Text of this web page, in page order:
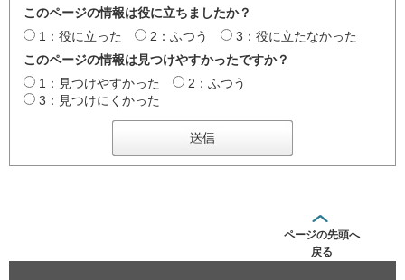
このページの情報は役に立ちましたか？
1：役に立った
2：ふつう
3：役に立たなかった
このページの情報は見つけやすかったですか？
1：見つけやすかった
2：ふつう
3：見つけにくかった
ページの先頭へ
戻る